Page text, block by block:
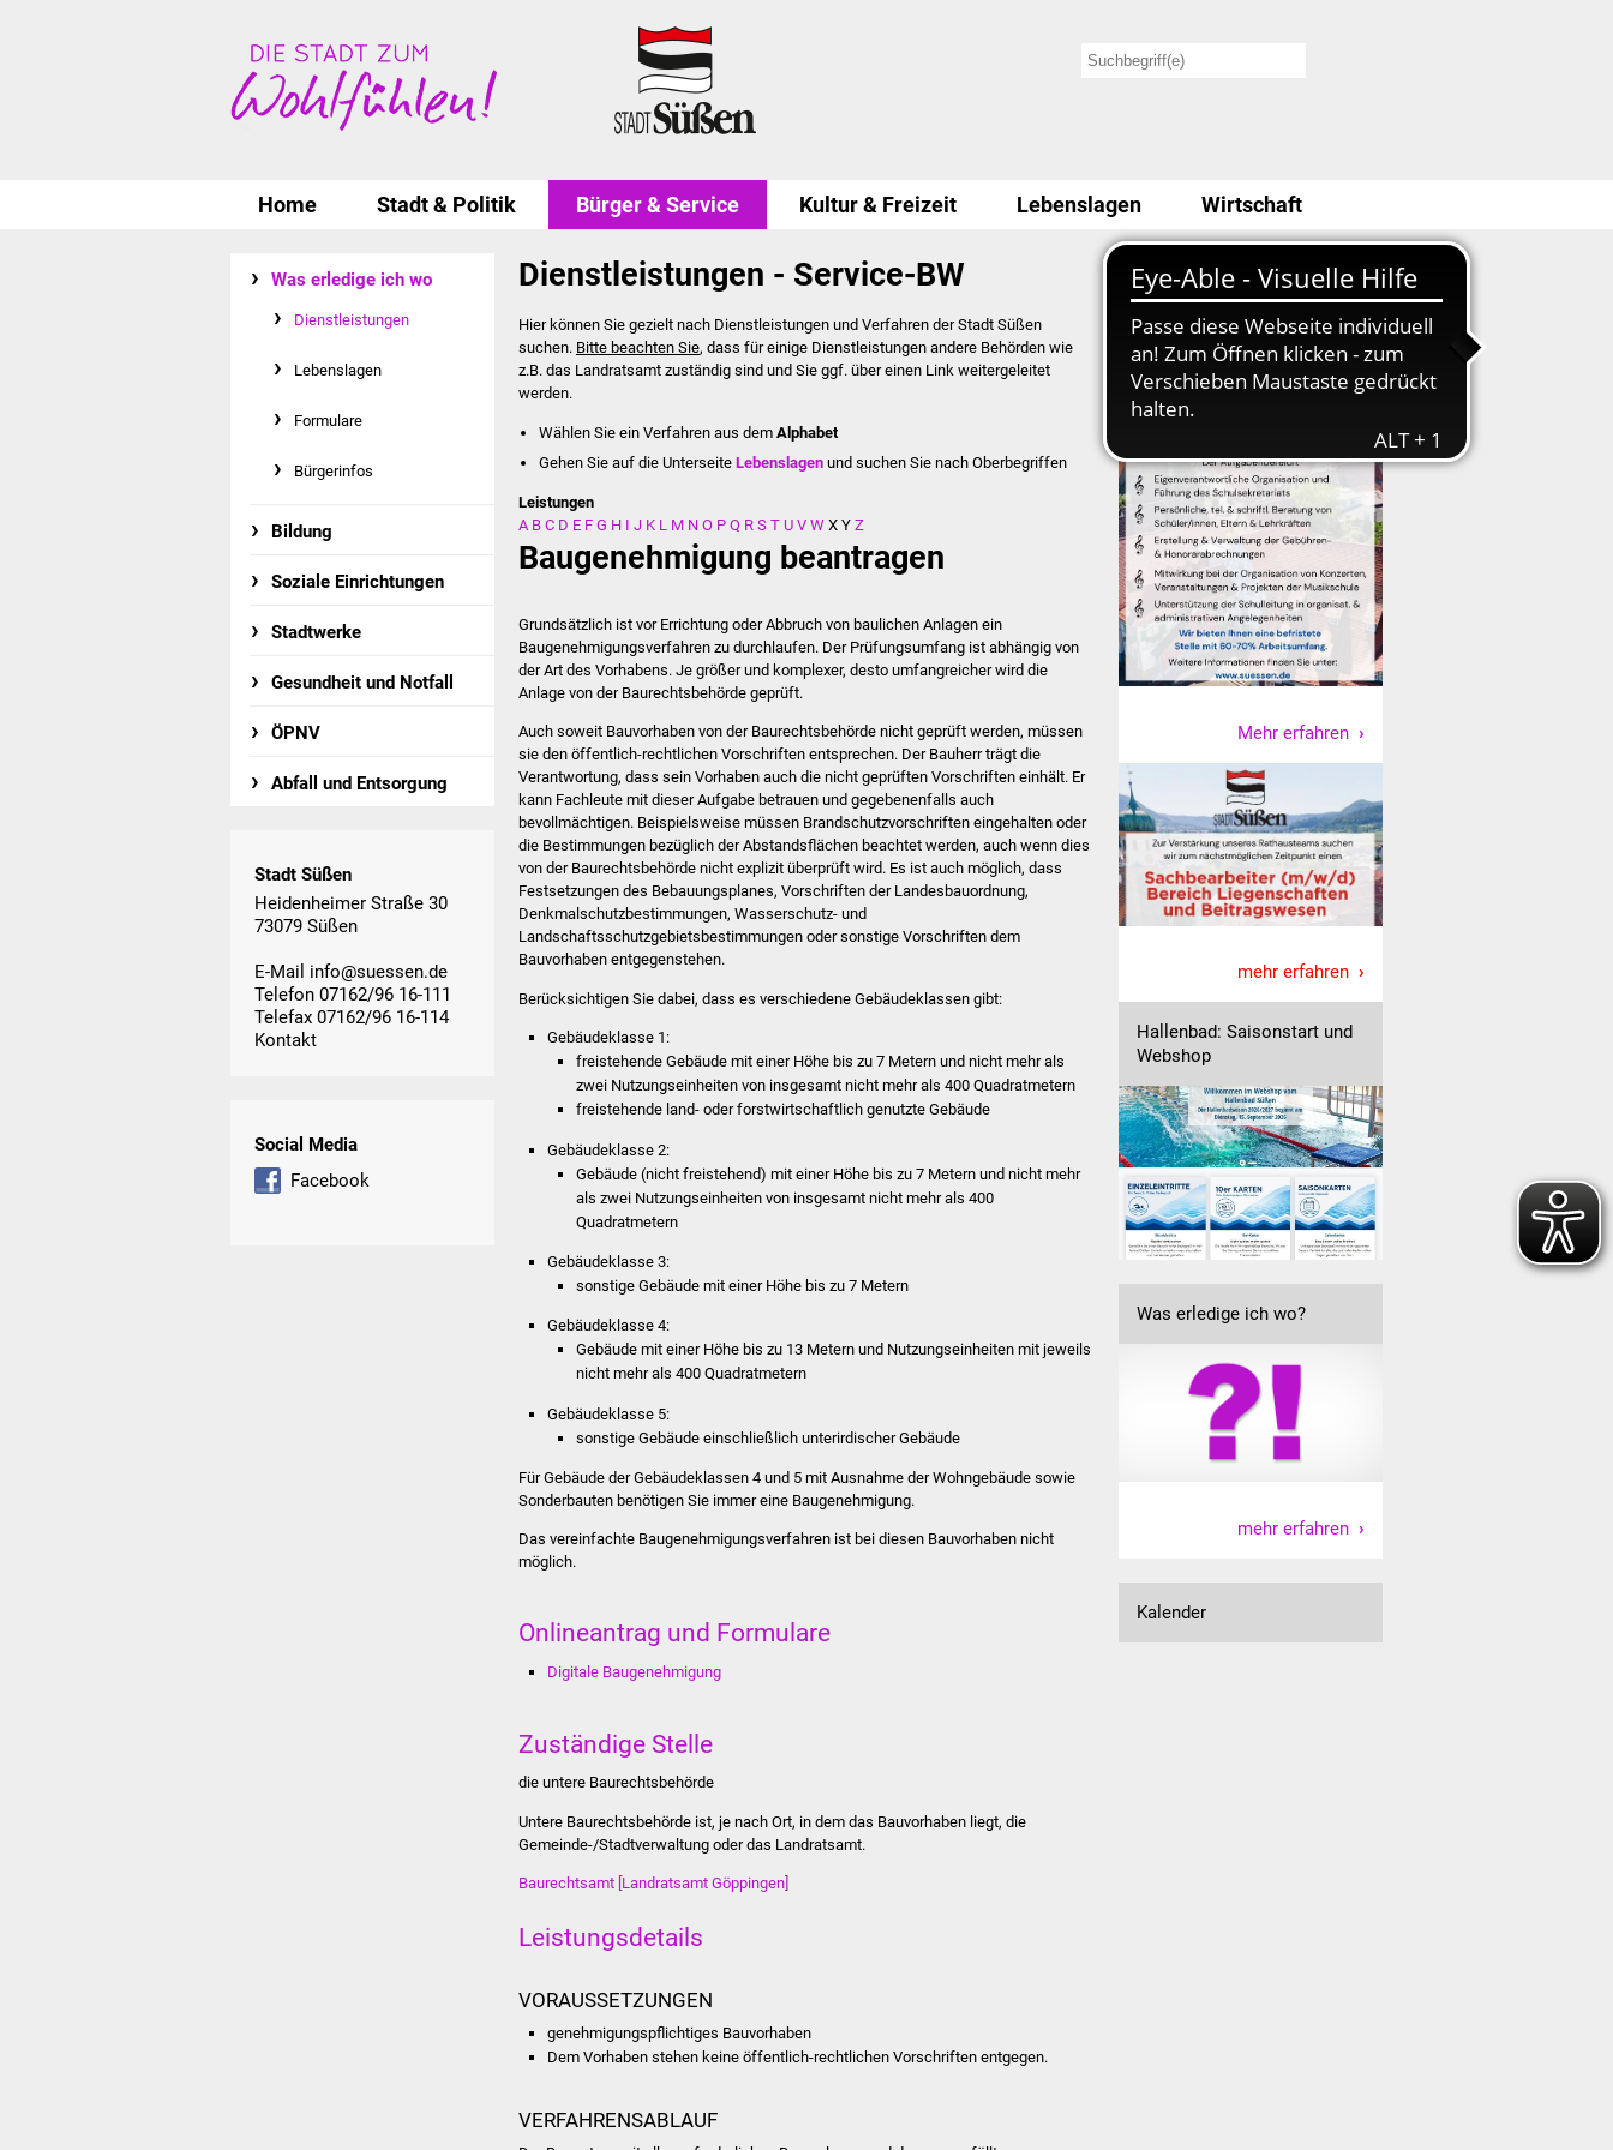
Home Stadt & Politik Bürger & Service Kultur & Freizeit Lebenslagen Wirtschaft
Was erledige ich wo
Dienstleistungen
Lebenslagen
Formulare
Bürgerinfos
Bildung
Soziale Einrichtungen
Stadtwerke
Gesundheit und Notfall
ÖPNV
Abfall und Entsorgung
Stadt Süßen
Heidenheimer Straße 30
73079 Süßen
E-Mail info@suessen.de
Telefon 07162/96 16-111
Telefax 07162/96 16-114
Kontakt
Social Media
Facebook
Dienstleistungen - Service-BW
Hier können Sie gezielt nach Dienstleistungen und Verfahren der Stadt Süßen
suchen. Bitte beachten Sie, dass für einige Dienstleistungen andere Behörden wie
z.B. das Landratsamt zuständig sind und Sie ggf. über einen Link weitergeleitet
werden.
Wählen Sie ein Verfahren aus dem Alphabet
Gehen Sie auf die UnterseiteLebenslagen und suchen Sie nach Oberbegriffen
Leistungen
A B C D E F G H I J K L M N O P Q R S T U V W X Y Z
Baugenehmigung beantragen
Grundsätzlich ist vor Errichtung oder Abbruch von baulichen Anlagen ein
Baugenehmigungsverfahren zu durchlaufen. Der Prüfungsumfang ist abhängig von
der Art des Vorhabens. Je größer und komplexer, desto umfangreicher wird die
Anlage von der Baurechtsbehörde geprüft.
Auch soweit Bauvorhaben von der Baurechtsbehörde nicht geprüft werden, müssen
sie den öffentlich-rechtlichen Vorschriften entsprechen. Der Bauherr trägt die
Verantwortung, dass sein Vorhaben auch die nicht geprüften Vorschriften einhält. Er
kann Fachleute mit dieser Aufgabe betrauen und gegebenenfalls auch
bevollmächtigen. Beispielsweise müssen Brandschutzvorschriften eingehalten oder
die Bestimmungen bezüglich der Abstandsflächen beachtet werden, auch wenn dies
von der Baurechtsbehörde nicht explizit überprüft wird. Es ist auch möglich, dass
Festsetzungen des Bebauungsplanes, Vorschriften der Landesbauordnung,
Denkmalschutzbestimmungen, Wasserschutz- und
Landschaftsschutzgebietsbestimmungen oder sonstige Vorschriften dem
Bauvorhaben entgegenstehen.
Berücksichtigen Sie dabei, dass es verschiedene Gebäudeklassen gibt:
Gebäudeklasse 1:
freistehende Gebäude mit einer Höhe bis zu 7 Metern und nicht mehr als
zwei Nutzungseinheiten von insgesamt nicht mehr als 400 Quadratmetern
freistehende land- oder forstwirtschaftlich genutzte Gebäude
Gebäudeklasse 2:
Gebäude (nicht freistehend) mit einer Höhe bis zu 7 Metern und nicht mehr
als zwei Nutzungseinheiten von insgesamt nicht mehr als 400
Quadratmetern
Gebäudeklasse 3:
sonstige Gebäude mit einer Höhe bis zu 7 Metern
Gebäudeklasse 4:
Gebäude mit einer Höhe bis zu 13 Metern und Nutzungseinheiten mit jeweils
nicht mehr als 400 Quadratmetern
Gebäudeklasse 5:
sonstige Gebäude einschließlich unterirdischer Gebäude
Für Gebäude der Gebäudeklassen 4 und 5 mit Ausnahme der Wohngebäude sowie
Sonderbauten benötigen Sie immer eine Baugenehmigung.
Das vereinfachte Baugenehmigungsverfahren ist bei diesen Bauvorhaben nicht
möglich.
Onlineantrag und Formulare
Digitale Baugenehmigung
Zuständige Stelle
die untere Baurechtsbehörde
Untere Baurechtsbehörde ist, je nach Ort, in dem das Bauvorhaben liegt, die
Gemeinde-/Stadtverwaltung oder das Landratsamt.
Baurechtsamt [Landratsamt Göppingen]
Leistungsdetails
VORAUSSETZUNGEN
genehmigungspflichtiges Bauvorhaben
Dem Vorhaben stehen keine öffentlich-rechtlichen Vorschriften entgegen.
VERFAHRENSABLAUF
Stellenausschreibung
Mehr erfahren
mehr erfahren
Hallenbad: Saisonstart und
Webshop
Was erledige ich wo?
mehr erfahren
Kalender